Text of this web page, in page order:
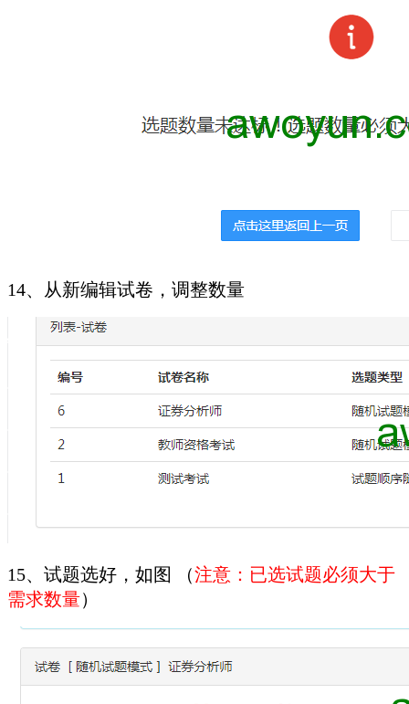
14、从新编辑试卷，调整数量
15、试题选好，如图 （注意：已选试题必须大于
需求数量）